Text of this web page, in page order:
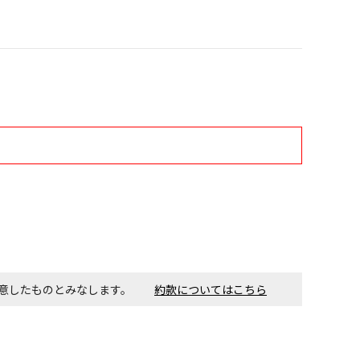
。金額・施工日はお打ち合わせの上、決定となります。
意したものとみなします。 約款についてはこちら